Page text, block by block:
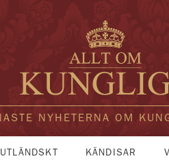
NYHETERNA OM
UTLÄNDSKT KÄNDISAR